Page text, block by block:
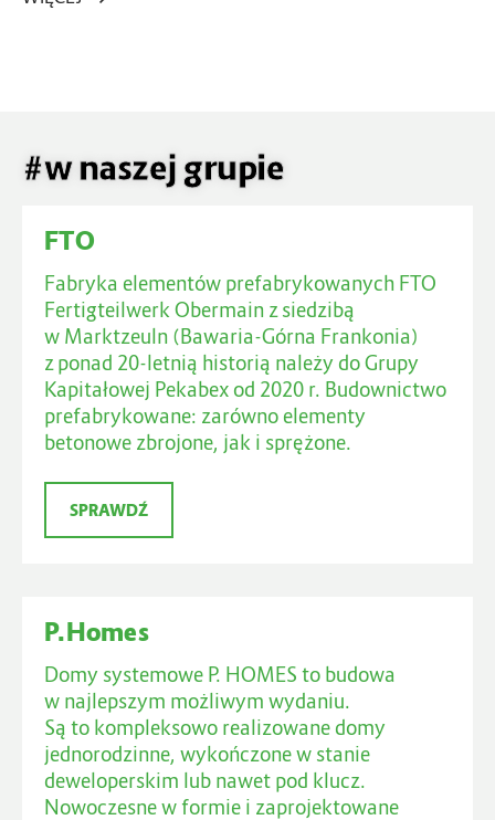
#w naszej grupie
FTO
Fabryka elementów prefabrykowanych FTO
Fertigteilwerk Obermain z siedzibą
w Marktzeuln (Bawaria-Górna Frankonia)
z ponad 20-letnią historią należy do Grupy
Kapitałowej Pekabex od 2020 r. Budownictwo
prefabrykowane: zarówno elementy
betonowe zbrojone, jak i sprężone.
SPRAWDŹSPRAWDŹ
P.Homes
Domy systemowe P. HOMES to budowa
w najlepszym możliwym wydaniu.
Są to kompleksowo realizowane domy
jednorodzinne, wykończone w stanie
deweloperskim lub nawet pod klucz.
Nowoczesne w formie i zaprojektowane